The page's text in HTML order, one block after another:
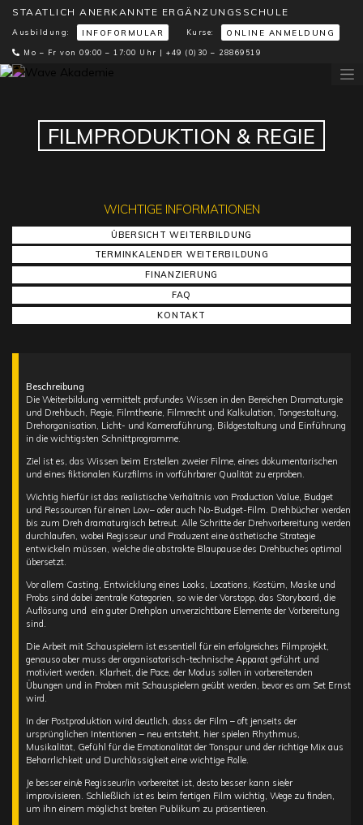
STAATLICH ANERKANNTE ERGÄNZUNGSSCHULE
Ausbildung: INFOFORMULAR Kurse: ONLINE ANMELDUNG
Mo – Fr von 09:00 – 17:00 Uhr | +49 (0)30 – 28869519
FILMPRODUKTION & REGIE
WICHTIGE INFORMATIONEN
ÜBERSICHT WEITERBILDUNG
TERMINKALENDER WEITERBILDUNG
FINANZIERUNG
FAQ
KONTAKT
Beschreibung
Die Weiterbildung vermittelt profundes Wissen in den Bereichen Dramaturgie
und Drehbuch, Regie, Filmtheorie, Filmrecht und Kalkulation, Tongestaltung,
Drehorganisation, Licht- und Kameraführung, Bildgestaltung und Einführung
in die wichtigsten Schnittprogramme.
Ziel ist es, das Wissen beim Erstellen zweier Filme, eines dokumentarischen
und eines fiktionalen Kurzfilms in vorführbarer Qualität zu erproben.
Wichtig hierfür ist das realistische Verhältnis von Production Value, Budget
und Ressourcen für einen Low– oder auch No-Budget-Film. Drehbücher werden
bis zum Dreh dramaturgisch betreut. Alle Schritte der Drehvorbereitung werden
durchlaufen, wobei Regisseur und Produzent eine ästhetische Strategie
entwickeln müssen, welche die abstrakte Blaupause des Drehbuches optimal
übersetzt.
Vor allem Casting, Entwicklung eines Looks, Locations, Kostüm, Maske und
Probs sind dabei zentrale Kategorien, so wie der Vorstopp, das Storyboard, die
Auflösung und ein guter Drehplan unverzichtbare Elemente der Vorbereitung
sind.
Die Arbeit mit Schauspielern ist essentiell für ein erfolgreiches Filmprojekt,
genauso aber muss der organisatorisch-technische Apparat geführt und
motiviert werden. Klarheit, die Pace, der Modus sollen in vorbereitenden
Übungen und in Proben mit Schauspielern geübt werden, bevor es am Set Ernst
wird.
In der Postproduktion wird deutlich, dass der Film – oft jenseits der
ursprünglichen Intentionen – neu entsteht, hier spielen Rhythmus,
Musikalität, Gefühl für die Emotionalität der Tonspur und der richtige Mix aus
Beharrlichkeit und Durchlässigkeit eine wichtige Rolle.
Je besser ein/e Regisseur/in vorbereitet ist, desto besser kann sie/er
improvisieren. Schließlich ist es beim fertigen Film wichtig, Wege zu finden,
um ihn einem möglichst breiten Publikum zu präsentieren.